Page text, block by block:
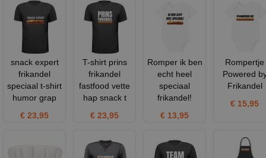
snack expert
frikandel
speciaal t-shirt
humor grap
€ 23,95
T-shirt prins
frikandel
fastfood vette
hap snack t
€ 23,95
Romper ik ben
echt heel
speciaal
frikandel!
€ 13,95
Rompertje
Powered
Frikandel
€ 15,95